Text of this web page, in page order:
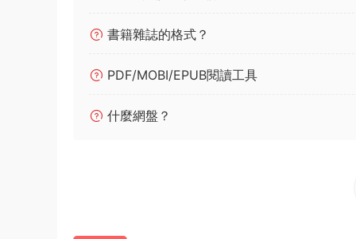
書籍雜誌的格式？
PDF/MOBI/EPUB閱讀工具
什麼網盤？